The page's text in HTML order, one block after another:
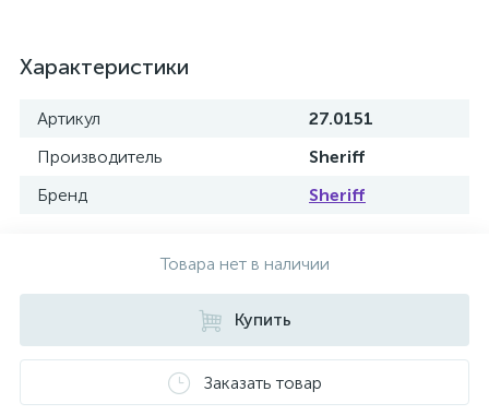
Характеристики
Артикул
27.0151
Производитель
Sheriff
Бренд
Sheriff
Товара нет в наличии
Купить
Заказать товар